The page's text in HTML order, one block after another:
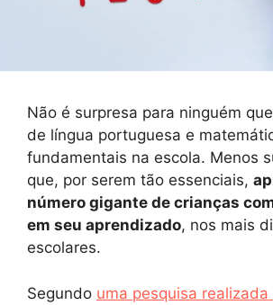
Não é surpresa para ninguém
de língua portuguesa e
fundamentais na escola. Menos
que, por serem tão essenciais,
número gigante de crianças
em seu aprendizado, nos mais
escolares.
Segundo uma pesquisa realizada